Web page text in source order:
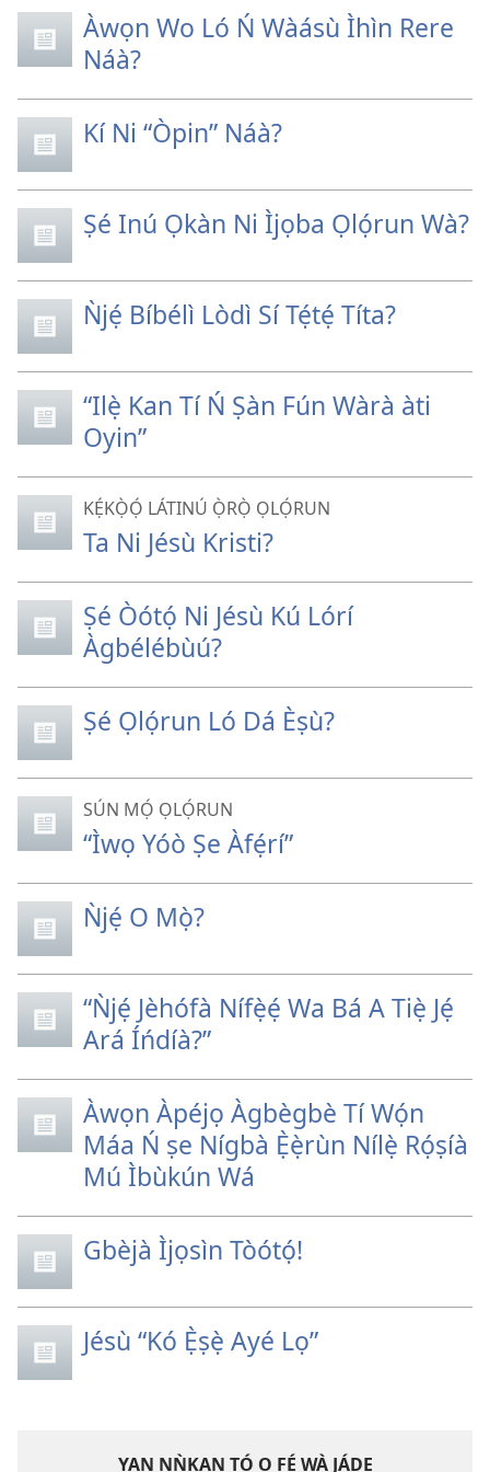
Àwọn Wo Ló Ń Wàásù Ìhìn Rere
Náà?
Kí Ni “Òpin” Náà?
Ṣé Inú Ọkàn Ni Ìjọba Ọlọ́run Wà?
Ǹjẹ́ Bíbélì Lòdì Sí Tẹ́tẹ́ Títa?
“Ilẹ̀ Kan Tí Ń Ṣàn Fún Wàrà àti
Oyin”
KẸ́KỌ̀Ọ́ LÁTINÚ Ọ̀RỌ̀ ỌLỌ́RUN
Ta Ni Jésù Kristi?
Ṣé Òótọ́ Ni Jésù Kú Lórí
Àgbélébùú?
Ṣé Ọlọ́run Ló Dá Èṣù?
SÚN MỌ́ ỌLỌ́RUN
“Ìwọ Yóò Ṣe Àfẹ́rí”
Ǹjẹ́ O Mọ̀?
“Ǹjẹ́ Jèhófà Nífẹ̀ẹ́ Wa Bá A Tiẹ̀ Jẹ́
Ará Íńdíà?”
Àwọn Àpéjọ Àgbègbè Tí Wọ́n
Máa Ń ṣe Nígbà Ẹ̀ẹ̀rùn Nílẹ̀ Rọ́ṣíà
Mú Ìbùkún Wá
Gbèjà Ìjọsìn Tòótọ́!
Jésù “Kó Ẹ̀ṣẹ̀ Ayé Lọ”
YAN NǸKAN TÓ O FẸ́ WÀ JÁDE